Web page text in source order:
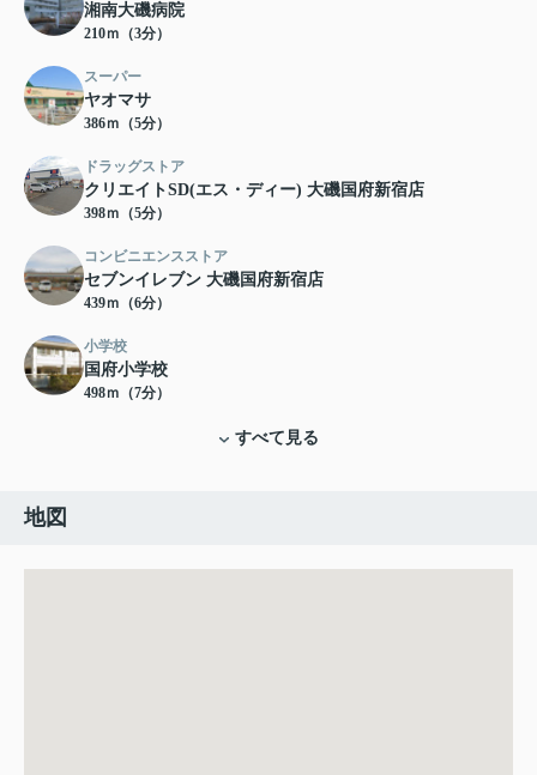
湘南大磯病院
210ｍ（3分）
スーパー
ヤオマサ
386ｍ（5分）
ドラッグストア
クリエイトSD(エス・ディー) 大磯国府新宿店
398ｍ（5分）
コンビニエンスストア
セブンイレブン 大磯国府新宿店
439ｍ（6分）
小学校
国府小学校
498ｍ（7分）
すべて見る
地図